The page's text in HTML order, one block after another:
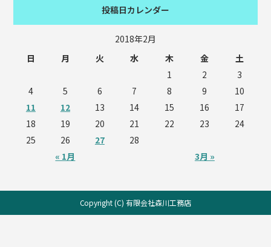
投稿日カレンダー
2018年2月
日
月 火 水 木 金 土
« 1月 3月 »
1 2
3
4
5 6 7 8 9
10
11
12 13 14 15 16
17
18
19 20 21 22 23
24
25
26 27 28
Copyright (C) 有限会社森川工務店